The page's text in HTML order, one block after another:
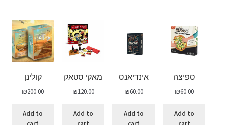
ספיצה
₪60.00
Add to
אינדיאנס
₪60.00
Add to
מאקי סטאק
₪120.00
Add to
קולינן
₪200.00
Add to